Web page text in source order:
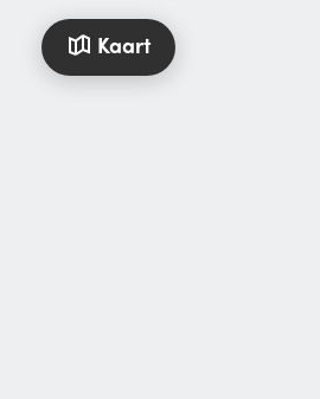
Kaart